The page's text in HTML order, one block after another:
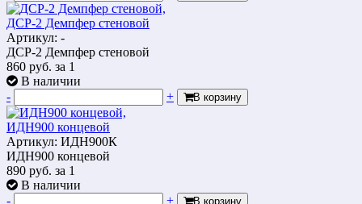
ДСР-2 Демпфер стеновой
Артикул: -
ДСР-2 Демпфер стеновой
860 руб. за 1
В наличии
-
+ В корзину
ИДН900 концевой
Артикул: ИДН900К
ИДН900 концевой
890 руб. за 1
В наличии
-
+ В корзину